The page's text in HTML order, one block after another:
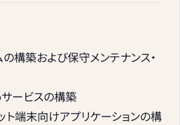
構築および保守メンテナンス・
ービスの構築
ト端末向けアプリケーションの構